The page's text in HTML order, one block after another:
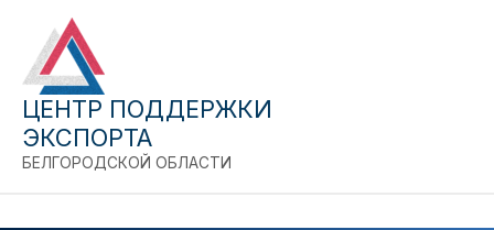
Перейти
содержимому
ЦЕНТР ПОДДЕРЖКИ
ЭКСПОРТА
БЕЛГОРОДСКОЙ ОБЛАСТИ